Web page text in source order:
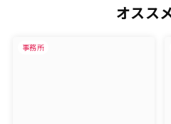
オスス
事務所